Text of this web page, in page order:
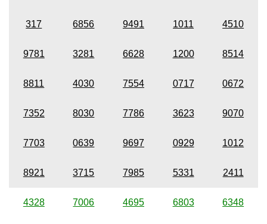
317 6856 9491 1011 4510
9781 3281 6628 1200 8514
8811 4030 7554 0717 0672
7352 8030 7786 3623 9070
7703 0639 9697 0929 1012
8921 3715 7985 5331 2411
4328 7006 4695 6803 6348